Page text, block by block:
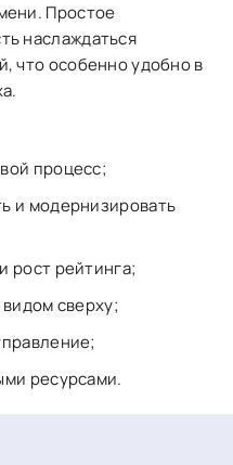
Простое
наслаждаться
что особенно удобно в
процесс;
и модернизировать
рост рейтинга;
сверху;
ресурсами.